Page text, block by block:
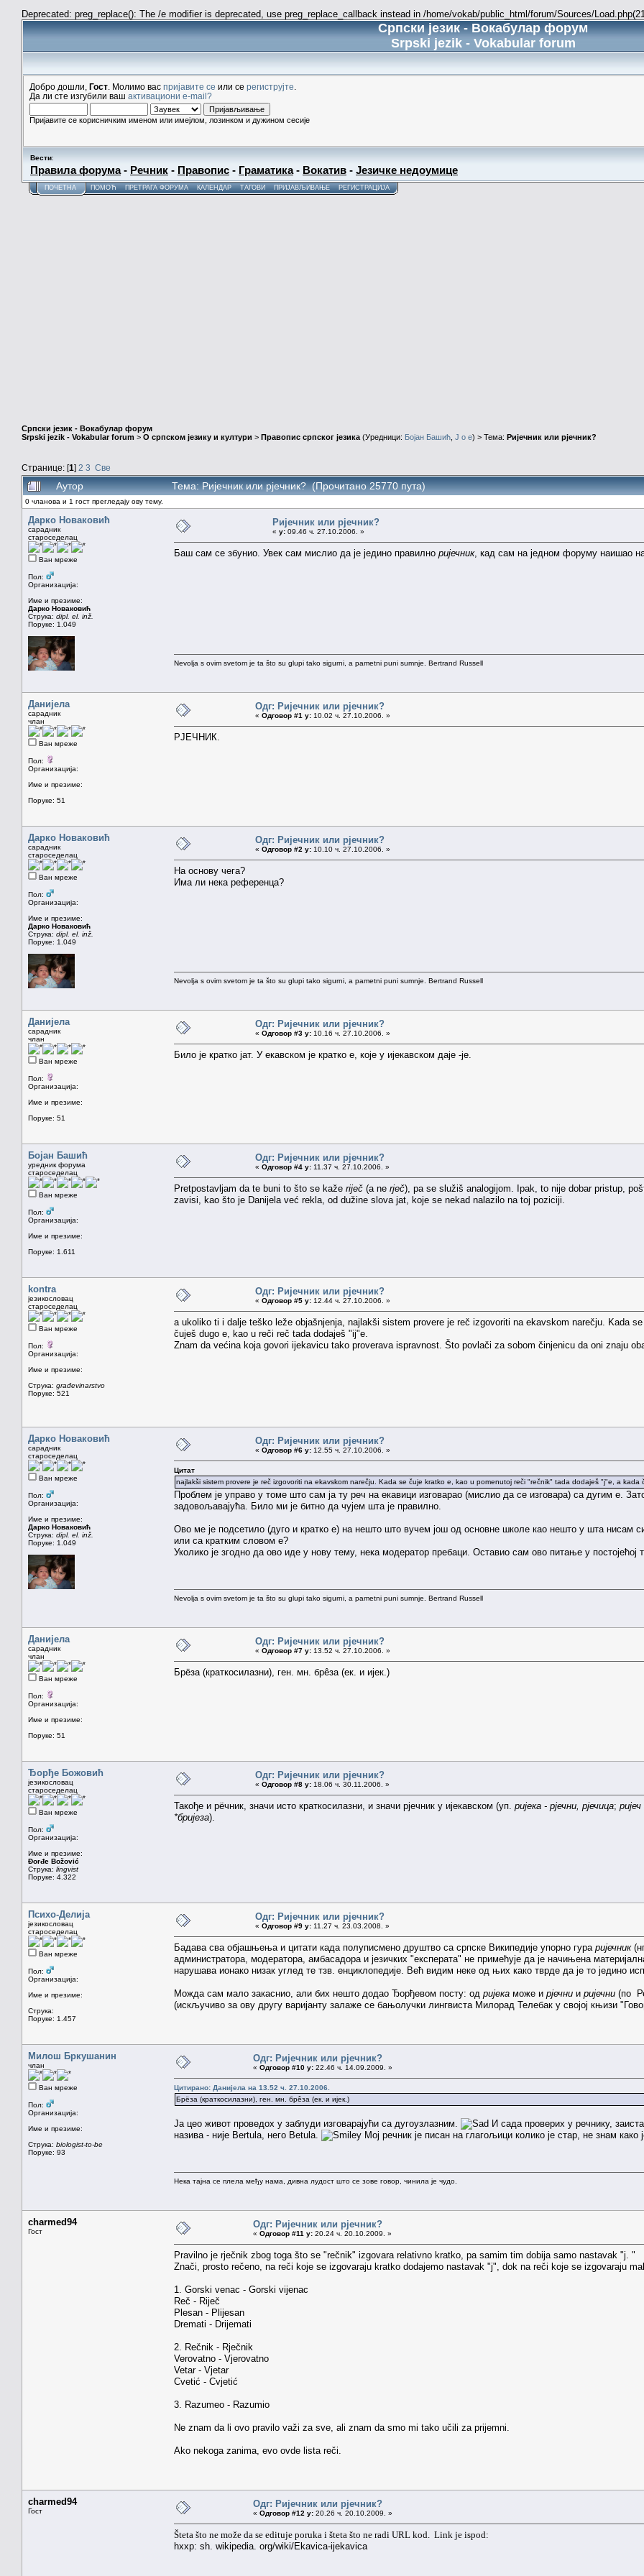
Deprecated: preg_replace(): The /e modifier is deprecated, use preg_replace_callback instead in /home/vokab/public_html/forum/Sources/
Српски језик - Вокабулар форум
Srpski jezik - Vokabular forum
Добро дошли, Гост . Молимо вас пријавите се или се региструјте
Да ли сте изгубили ваш активациони e-mail?
Пријавите се корисничким именом или имејлом, лозинком и дужином сесије
Вести:
Правила форума- Речник - Правопис - Граматика- Вокатив - Језичке недоумице
ПОЧЕТНА ПОМОЋ ПРЕТРАГА ФОРУМА КАЛЕНДАР ТАГОВИ ПРИЈАВЉИВАЊЕ РЕГИСТРАЦИЈА
Српски језик - Вокабулар форум
Srpski jezik - Vokabular forum > О српском језику и култури > Правопис српског језика (Уредници: Бојан Башић J o e) > Тема: Ријечник или рјечник?
Странице: [1] 2 3 Све
Аутор Тема: Ријечник или рјечник? (Прочитано 25770 пута)
0 чланова и 1 гост прегледају ову тему.
Дарко Новаковић
сарадник
староседелац
Ван мреже
Пол:
Организација:
Име и презиме:
Дарко Новаковић
Струка: dipl. el. inž.
Поруке: 1.049
Ријечник или рјечник?
« у: 09.46 ч. 27.10.2006. »
Баш сам се збунио. Увек сам мислио да је једино правилно ријечник, кад сам на једном форуму наишао
Nevolja s ovim svetom je ta što su glupi tako sigurni, a pametni puni sumnje. Bertrand Russell
Данијела
сарадник
члан
Ван мреже
Пол:
Организација:
Име и презиме:
Поруке: 51
Одг: Ријечник или рјечник?
« Одговор #1 у: 10.02 ч. 27.10.2006. »
РЈЕЧНИК.
Дарко Новаковић
сарадник
староседелац
Ван мреже
Пол:
Организација:
Име и презиме:
Дарко Новаковић
Струка: dipl. el. inž.
Поруке: 1.049
Одг: Ријечник или рјечник?
« Одговор #2 у: 10.10 ч. 27.10.2006. »
На основу чега?
Има ли нека референца?
Nevolja s ovim svetom je ta što su glupi tako sigurni, a pametni puni sumnje. Bertrand Russell
Данијела
сарадник
члан
Ван мреже
Пол:
Организација:
Име и презиме:
Поруке: 51
Одг: Ријечник или рјечник?
« Одговор #3 у: 10.16 ч. 27.10.2006. »
Било је кратко јат. У екавском је кратко е, које у ијекавском даје -је.
Бојан Башић
уредник форума
староседелац
Ван мреже
Пол:
Организација:
Име и презиме:
Поруке: 1.611
Одг: Ријечник или рјечник?
« Одговор #4 у: 11.37 ч. 27.10.2006. »
Pretpostavljam da te buni to što se kaže riječ (a ne rječ), pa se služiš analogijom. Ipak, to nije dobar pristup,
zavisi, kao što je Danijela već rekla, od dužine slova jat, koje se nekad nalazilo na toj poziciji.
kontra
језикословац
староседелац
Ван мреже
Пол:
Организација:
Име и презиме:
Струка: građevinarstvo
Поруке: 521
Одг: Ријечник или рјечник?
« Одговор #5 у: 12.44 ч. 27.10.2006. »
a ukoliko ti i dalje teško leže objašnjenja, najlakši sistem provere je reč izgovoriti na ekavskom narečju. Kada
čuješ dugo e, kao u reči reč tada dodaješ "ij"e.
Znam da većina koja govori ijekavicu tako proverava ispravnost. Što povlači za sobom činjenicu da oni znaju
Дарко Новаковић
сарадник
староседелац
Ван мреже
Пол:
Организација:
Име и презиме:
Дарко Новаковић
Струка: dipl. el. inž.
Поруке: 1.049
Одг: Ријечник или рјечник?
« Одговор #6 у: 12.55 ч. 27.10.2006. »
Цитат
najlakši sistem provere je reč izgovoriti na ekavskom narečju. Kada se čuje kratko e, kao u pomenutoj reči "rečnik" tada dodaješ "j"e, a kada
Проблем је управо у томе што сам ја ту реч на екавици изговарао (мислио да се изговара) са дугим е.
задовољавајућа. Било ми је битно да чујем шта је правилно.
Ово ме је подсетило (дуго и кратко е) на нешто што вучем још од основне школе као нешто у шта нисам
или са кратким словом е?
Уколико је згодно да ово иде у нову тему, нека модератор пребаци. Оставио сам ово питање у постојећој
Nevolja s ovim svetom je ta što su glupi tako sigurni, a pametni puni sumnje. Bertrand Russell
Данијела
сарадник
члан
Ван мреже
Пол:
Организација:
Име и презиме:
Поруке: 51
Одг: Ријечник или рјечник?
« Одговор #7 у: 13.52 ч. 27.10.2006. »
Брëза (краткосилазни), ген. мн. брêза (ек. и ијек.)
Ђорђе Божовић
језикословац
староседелац
Ван мреже
Пол:
Организација:
Име и презиме:
Đorđe Božović
Струка: lingvist
Поруке: 4.322
Одг: Ријечник или рјечник?
« Одговор #8 у: 18.06 ч. 30.11.2006. »
Такође и рëчник, значи исто краткосилазни, и значи рјечник у ијекавском (уп. ријека - рјечни, рјечица;
*бријеза).
Психо-Делија
језикословац
староседелац
Ван мреже
Пол:
Организација:
Име и презиме:
Струка:
Поруке: 1.457
Одг: Ријечник или рјечник?
« Одговор #9 у: 11.27 ч. 23.03.2008. »
Бадава сва објашњења и цитати када полуписмено друштво са српске Википедије упорно гура ријечник
администратора, модератора, амбасадора и језичких "експерата" не примећује да је начињена
нарушава ионако низак углед те тзв. енциклопедије. Већ видим неке од њих како тврде да је то једино
Можда сам мало закаснио, али бих нешто додао Ђорђевом посту: од ријека може и рјечни и ријечни (по
(искључиво за ову другу варијанту залаже се бањолучки лингвиста Милорад Телебак у својој књизи
Милош Бркушанин
члан
Ван мреже
Пол:
Организација:
Име и презиме:
Струка: biologist-to-be
Поруке: 93
Одг: Ријечник или рјечник?
« Одговор #10 у: 22.46 ч. 14.09.2009. »
Цитирано: Данијела на 13.52 ч. 27.10.2006.
Брëза (краткосилазни), ген. мн. брêза (ек. и ијек.)
Ја цео живот проведох у заблуди изговарајући са дугоузлазним.
И сада проверих у речнику,
назива - није Bertula, него Betula.
Мој речник је писан на глагољици колико је стар, не знам како
Нека тајна се плела међу нама, дивна лудост што се зове говор, чинила је чудо.
charmed94
Гост
Одг: Ријечник или рјечник?
« Одговор #11 у: 20.24 ч. 20.10.2009. »
Pravilno je rječnik zbog toga što se "rečnik" izgovara relativno kratko, pa samim tim dobija samo nastavak "j. "
Znači, prosto rečeno, na reči koje se izgovaraju kratko dodajemo nastavak "j", dok na reči koje se izgovaraju
1. Gorski venac - Gorski vijenac
Reč - Riječ
Plesan - Plijesan
Dremati - Drijemati
2. Rečnik - Rječnik
Verovatno - Vjerovatno
Vetar - Vjetar
Cvetić - Cvjetić
3. Razumeo - Razumio
Ne znam da li ovo pravilo važi za sve, ali znam da smo mi tako učili za prijemni.
Ako nekoga zanima, evo ovde lista reči.
charmed94
Гост
Одг: Ријечник или рјечник?
« Одговор #12 у: 20.26 ч. 20.10.2009. »
Šteta što ne može da se edituje poruka i šteta što ne radi URL kod. Link je ispod:
hxxp: sh. wikipedia. org/wiki/Ekavica-ijekavica